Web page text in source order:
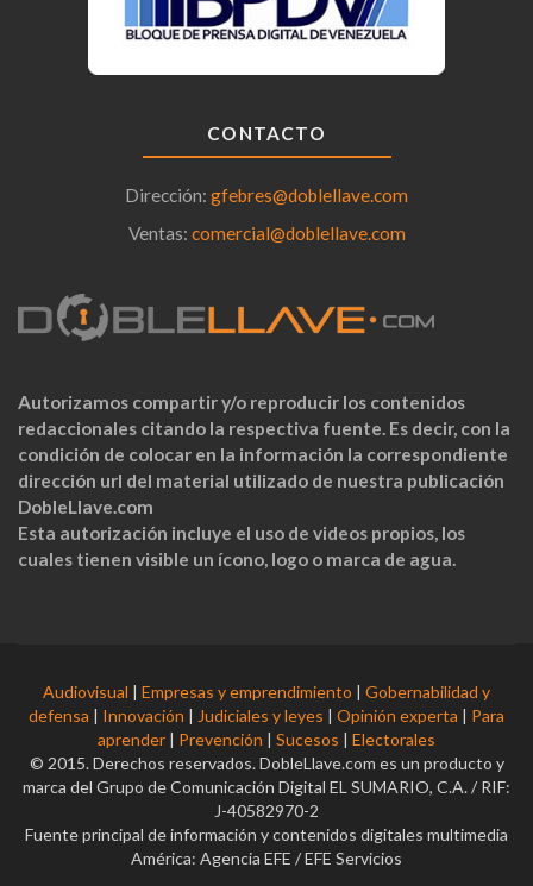
CONTACTO
Dirección: gfebres@doblellave.com
Ventas: comercial@doblellave.com
Autorizamos compartir y/o reproducir los contenidos
redaccionales citando la respectiva fuente. Es decir, con la
condición de colocar en la información la correspondiente
dirección url del material utilizado de nuestra publicación
DobleLlave.com
Esta autorización incluye el uso de videos propios, los
cuales tienen visible un ícono, logo o marca de agua.
Audiovisual | Empresas y emprendimiento | Gobernabilidad y
defensa | Innovación | Judiciales y leyes | Opinión experta | Para
aprender | Prevención | Sucesos | Electorales
© 2015. Derechos reservados. DobleLlave.com es un producto y
marca del Grupo de Comunicación Digital EL SUMARIO, C.A. / RIF:
J-40582970-2
Fuente principal de información y contenidos digitales multimedia
América: Agencia EFE / EFE Servicios